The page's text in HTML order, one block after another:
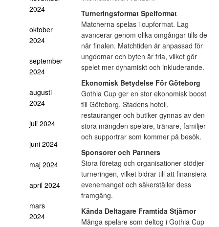
2024
oktober
2024
september
2024
augusti
2024
juli 2024
juni 2024
maj 2024
april 2024
mars
2024
Turneringsformat Spelformat
Matcherna spelas i cupformat. Lag
avancerar genom olika omgångar tills de
når finalen. Matchtiden är anpassad för
ungdomar och byten är fria, vilket gör
spelet mer dynamiskt och inkluderande.
Ekonomisk Betydelse För Göteborg
Gothia Cup ger en stor ekonomisk boost
till Göteborg. Stadens hotell,
restauranger och butiker gynnas av den
stora mängden spelare, tränare, familjer
och supportrar som kommer på besök.
Sponsorer och Partners
Stora företag och organisationer stödjer
turneringen, vilket bidrar till att finansiera
evenemanget och säkerställer dess
framgång.
Kända Deltagare Framtida Stjärnor
Många spelare som deltog i Gothia Cup